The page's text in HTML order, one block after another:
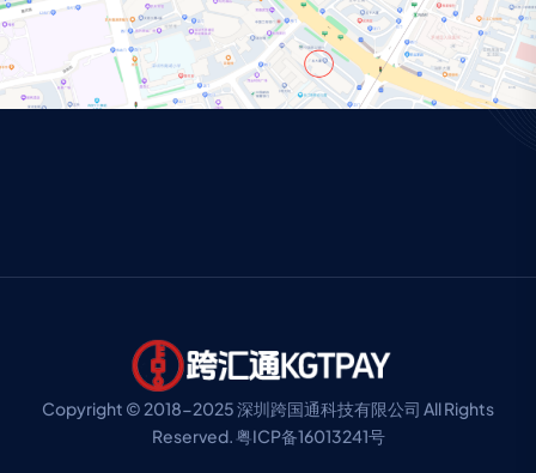
Copyright © 2018-2025深圳跨国通科技有限公司 All Rights
Reserved.粤ICP备16013241号